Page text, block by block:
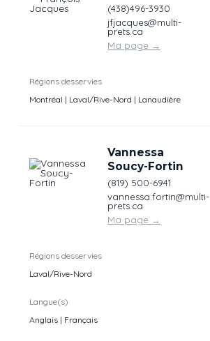
(438)496-3930
jfjacques@multi-
prets.ca
Ma page →
Régions desservies
Montréal | Laval/Rive-Nord | Lanaudière
Vannessa
Soucy-Fortin
(819) 500-6941
vannessa.fortin@multi-
prets.ca
Ma page →
Régions desservies
Laval/Rive-Nord
Langue(s)
Anglais | Français